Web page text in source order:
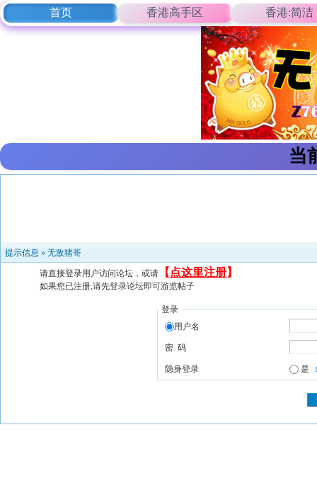
首页 香港高手区 香港:简洁
当
提示信息 » 无敌猪哥
请直接登录用户访问论坛，或请 【 点这里注册】
如果您已注册,请先登录论坛即可游览帖子
登录
用户名
密 码
隐身登录 是